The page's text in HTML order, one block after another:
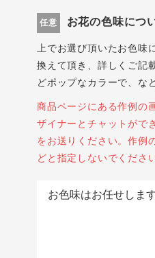
任意 お花の色味につ
上でお選び頂いたお色味
換えて頂き、詳しくご記
どポップなカラーで、な
商品ページにある作例の
ザイナーとチャットがで
をお送りください。作例
どと指定しないでください